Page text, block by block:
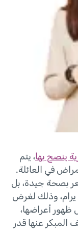
ينصح بها، يتم
في العائلة.
بصحة جيدة، بل
يرام، وذلك لغرض
ظهور أعراضها،
عنها قدر